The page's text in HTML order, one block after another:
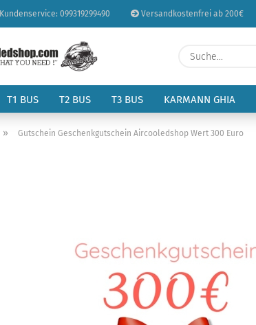
Kundenservice: 099319299490 Versandkostenfrei ab 200€
T1 BUS T2 BUS T3 BUS KARMANN GHIA
» Gutschein Geschenkgutschein Aircooledshop Wert 300 Euro